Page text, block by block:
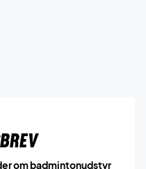
om badmintonudstyr